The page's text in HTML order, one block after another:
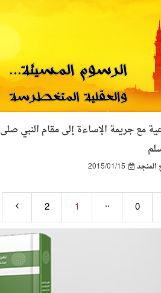
مع جريمة الإساءة إلى مقام النبي صلى
2015/01/15
0
..
1
2